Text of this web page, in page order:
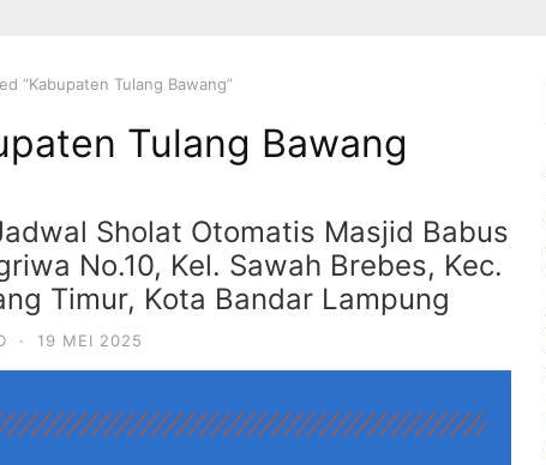
“Kabupaten Tulang Bawang”
Tulang Bawang
Sholat Otomatis Masjid Babus
No.10, Kel. Sawah Brebes, Kec.
Timur, Kota Bandar Lampung
· 19 MEI 2025